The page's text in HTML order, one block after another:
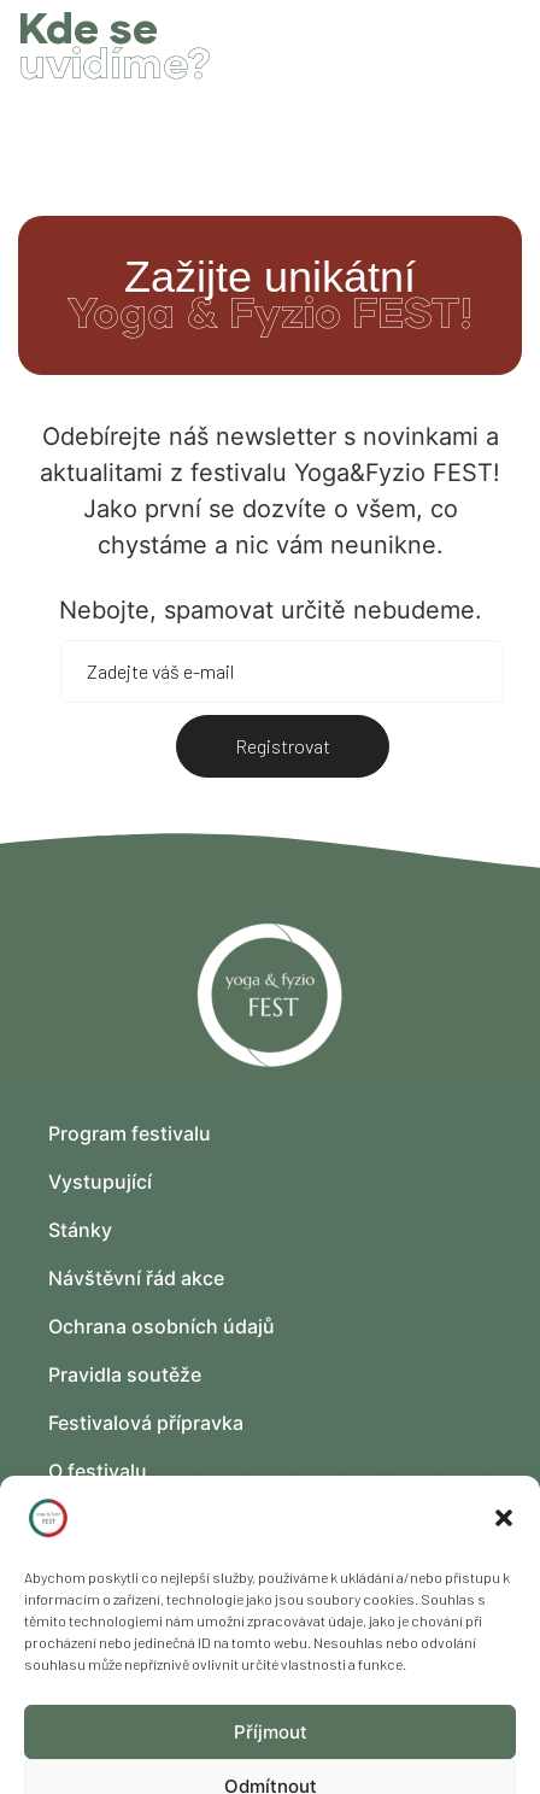
Abychom poskytli co nejlepší služby, používáme k ukládání a/nebo přístupu k
informacím o zařízení, technologie jako jsou soubory cookies. Souhlas s
těmito technologiemi nám umožní zpracovávat údaje, jako je chování při
procházení nebo jedinečná ID na tomto webu. Nesouhlas nebo odvolání
souhlasu může nepříznivě ovlivnit určité vlastnosti a funkce.
Příjmout
Odmítnout
Kde se
uvidíme?
Zažijte unikátní
Yoga & Fyzio FEST!
Odebírejte náš newsletter s novinkami a
aktualitami z festivalu Yoga&Fyzio FEST!
Jako první se dozvíte o všem, co
chystáme a nic vám neunikne.
Nebojte, spamovat určitě nebudeme.
Registrovat
Program festivalu
Vystupující
Stánky
Návštěvní řád akce
Ochrana osobních údajů
Pravidla soutěže
Festivalová přípravka
O festivalu
Kontakt
Copyright © 2023 – 2025 Freya Yoga s. r. o., všechna práva
vyhrazena. Změna programu vyhrazena.